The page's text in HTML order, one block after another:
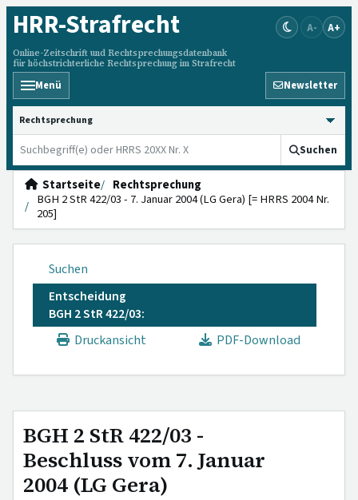
HRR-Strafrecht
Online-Zeitschrift und Rechtsprechungsdatenbank
für höchstrichterliche Rechtsprechung im Strafrecht
A- A+
Menü Newsletter
HRRS durchsuchen
Suchen
Startseite
Rechtsprechung
BGH 2 StR 422/03 - 7. Januar 2004 (LG Gera) [= HRRS 2004 Nr.
205]
Suchen
Entscheidung
BGH 2 StR 422/03:
Druckansicht
PDF-Download
BGH 2 StR 422/03 -
Beschluss vom 7. Januar
2004 (LG Gera)